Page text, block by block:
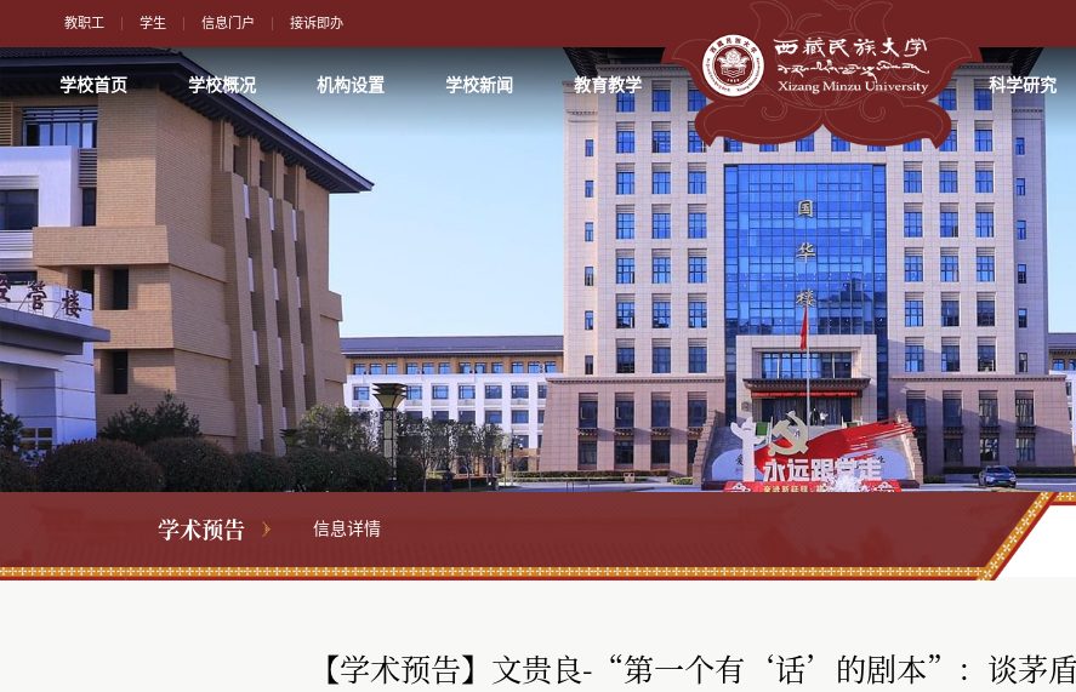
教职工 学生 信息门户 接诉即办
学校首页 学校概况 机构设置 学校新闻 教育教学 科学研究
学术预告 信息详情
【学术预告】文贵良-“第一个有‘话’的剧本”：谈茅